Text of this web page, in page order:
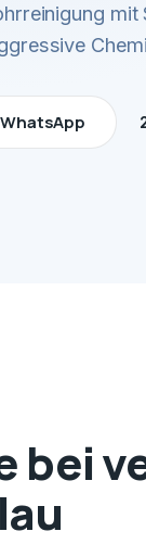
WhatsApp
bei